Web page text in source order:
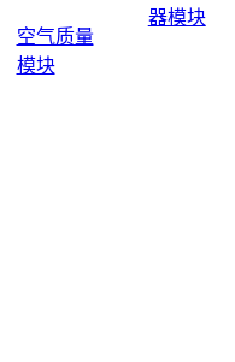
空气质量
模块
器模块